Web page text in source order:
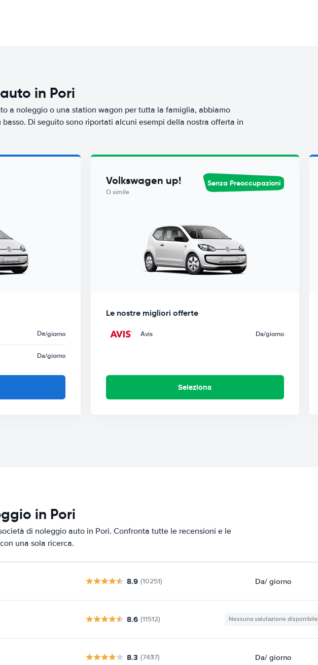
in Pori
a noleggio o una station wagon per tutta la famiglia, abbiamo
Di seguito sono riportati alcuni esempi della nostra offerta in
Da/giorno
Da/giorno
Volkswagen up!
O simile
Senza Preoccupazioni
Le nostre migliori offerte
Avis Da/giorno
Seleziona
in Pori
di noleggio auto in Pori. Confronta tutte le recensioni e le
una sola ricerca.
8.9 (10251) Da/ giorno
8.6 (11512) Nessuna valutazione disponibile
8.3 (7437) Da/ giorno